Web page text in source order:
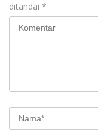
ditandai *